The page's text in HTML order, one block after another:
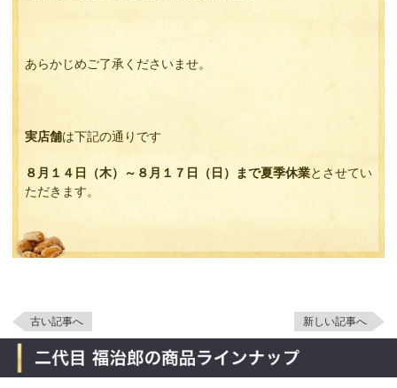
あらかじめご了承くださいませ。
実店舗は下記の通りです
８月１４日（木）～８月１７日（日）まで夏季休業とさせてい
ただきます。
古い記事へ 新しい記事へ